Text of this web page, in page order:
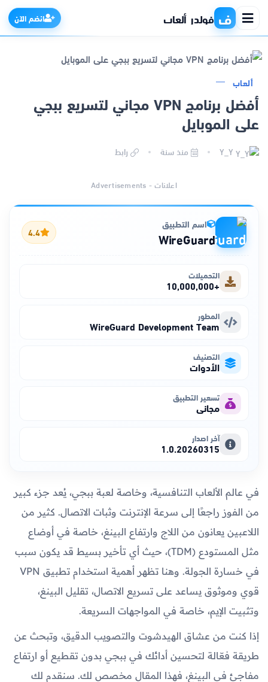
ف فولدر ألعاب انضم الآن
التطبيقات
الألعاب
ذكاء اصطناعي
ألعاب
أفضل برنامج VPN مجاني لتسريع ببجي
على الموبايل
منذ سنة رابط
اعلانات - Advertisements
اسم التطبيق
WireGuard
4.4
التحميلات
+10,000,000
المطور
WireGuard Development Team
التصنيف
الأدوات
تسعير التطبيق
مجاني
آخر اصدار
1.0.20260315
في عالم الألعاب التنافسية، وخاصة لعبة ببجي، يُعد جزء كبير
من الفوز راجعًا إلى سرعة الإنترنت وثبات الاتصال. كثير من
اللاعبين يعانون من اللاج وارتفاع البينغ، خاصة في أوضاع
مثل المستودع (TDM)، حيث أي تأخير بسيط قد يكون سبب
في خسارة الجولة. وهنا تظهر أهمية استخدام تطبيق VPN
قوي وموثوق يساعد على تسريع الاتصال، تقليل البينغ،
وتثبيت الإيم، خاصة في المواجهات السريعة.
إذا كنت من عشاق الهيدشوت والتصويب الدقيق، وتبحث عن
طريقة فعّالة لتحسين أدائك في ببجي بدون تقطيع أو ارتفاع
مفاجئ في البينغ، فهذا المقال مخصص لك. سنقدم لك